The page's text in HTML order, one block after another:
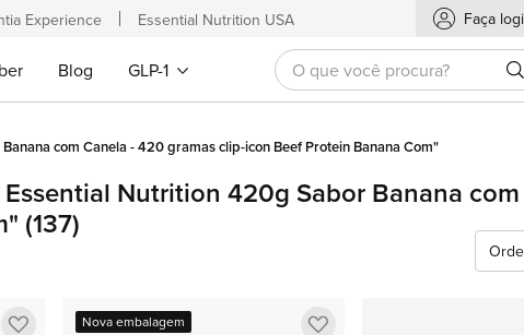
Blog GLP-1
com Canela - 420 gramas clip-icon Beef Protein Banana Com"
Nutrition 420g Sabor Banana
(137)
Adicionar
Adicionar
Nova embalagem
Experience Essential Nutrition USA Faça